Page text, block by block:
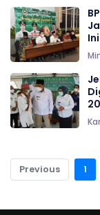
Ini
Previous 1